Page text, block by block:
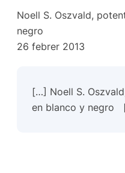
Noell S. Oszvald,
negro
26 febrer 2013
[…] Noell S.
en blanco y negro